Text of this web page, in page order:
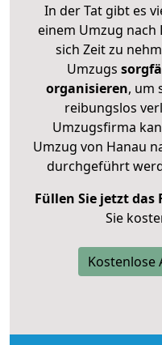
In der Tat gibt es
einem Umzug nach
sich Zeit zu
Umzugs
organisieren, um
reibungslos
Umzugsfirma
Umzug von Hanau
durchgeführt
Füllen Sie jetzt das
Sie
Kostenlose